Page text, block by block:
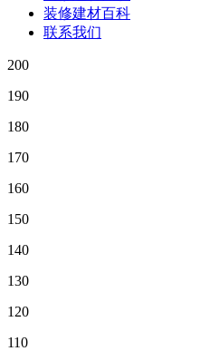
装修建材百科
联系我们
200
190
180
170
160
150
140
130
120
110